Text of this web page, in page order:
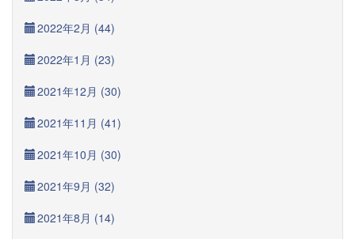
2022年2月 (44)
2022年1月 (23)
2021年12月 (30)
2021年11月 (41)
2021年10月 (30)
2021年9月 (32)
2021年8月 (14)